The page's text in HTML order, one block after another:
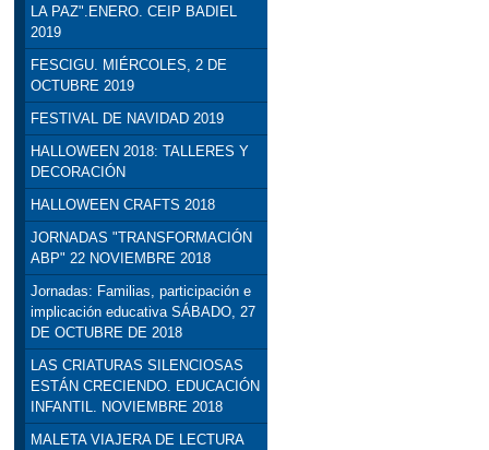
LA PAZ".ENERO. CEIP BADIEL
2019
FESCIGU. MIÉRCOLES, 2 DE
OCTUBRE 2019
FESTIVAL DE NAVIDAD 2019
HALLOWEEN 2018: TALLERES Y
DECORACIÓN
HALLOWEEN CRAFTS 2018
JORNADAS "TRANSFORMACIÓN
ABP" 22 NOVIEMBRE 2018
Jornadas: Familias, participación e
implicación educativa SÁBADO, 27
DE OCTUBRE DE 2018
LAS CRIATURAS SILENCIOSAS
ESTÁN CRECIENDO. EDUCACIÓN
INFANTIL. NOVIEMBRE 2018
MALETA VIAJERA DE LECTURA